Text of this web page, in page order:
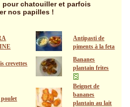
chatouiller et parfois
nos papilles !
Antipasti de
piments à la feta
crevettes
Bananes
plantain frites
poulet
Beignet de
bananes
plantain au lait